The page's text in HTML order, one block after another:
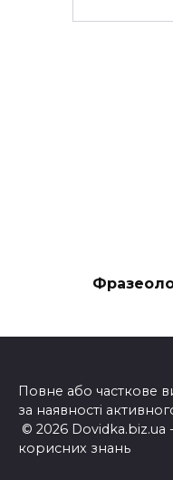
Повне або часткове
за наявності
© 2026 Dovidka.biz.ua
корисних знань